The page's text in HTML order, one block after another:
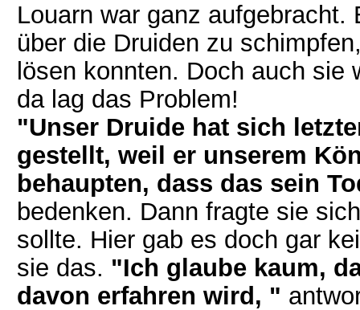
Louarn war ganz
über die Druiden zu
lösen konnten. Doch auch
da lag das Problem!
"Unser Druide hat sich
gestellt, weil er unserem
behaupten, dass das sein
bedenken. Dann fragte sie
sollte. Hier gab es doch gar
sie das. "Ich glaube kaum,
davon erfahren wird, "